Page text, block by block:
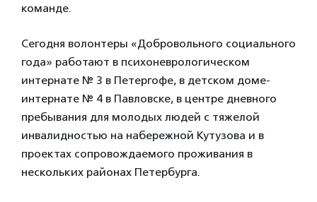
команде.
Сегодня волонтеры «Добровольного социального
года» работают в психоневрологическом
интернате № 3 в Петергофе, в детском доме-
интернате № 4 в Павловске, в центре дневного
пребывания для молодых людей с тяжелой
инвалидностью на набережной Кутузова и в
проектах сопровождаемого проживания в
нескольких районах Петербурга.